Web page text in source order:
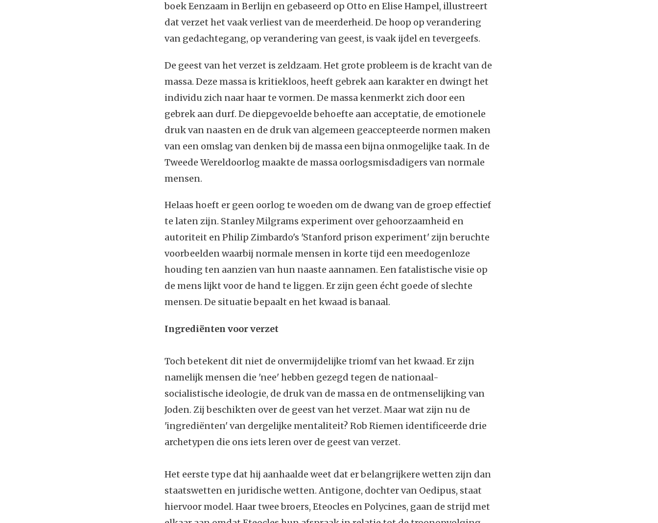
boek Eenzaam in Berlijn en gebaseerd op Otto en Elise Hampel, illustreert
dat verzet het vaak verliest van de meerderheid. De hoop op verandering
van gedachtegang, op verandering van geest, is vaak ijdel en tevergeefs.
De geest van het verzet is zeldzaam. Het grote probleem is de kracht van de
massa. Deze massa is kritiekloos, heeft gebrek aan karakter en dwingt het
individu zich naar haar te vormen. De massa kenmerkt zich door een
gebrek aan durf. De diepgevoelde behoefte aan acceptatie, de emotionele
druk van naasten en de druk van algemeen geaccepteerde normen maken
van een omslag van denken bij de massa een bijna onmogelijke taak. In de
Tweede Wereldoorlog maakte de massa oorlogsmisdadigers van normale
mensen.
Helaas hoeft er geen oorlog te woeden om de dwang van de groep effectief
te laten zijn. Stanley Milgrams experiment over gehoorzaamheid en
autoriteit en Philip Zimbardo's 'Stanford prison experiment' zijn beruchte
voorbeelden waarbij normale mensen in korte tijd een meedogenloze
houding ten aanzien van hun naaste aannamen. Een fatalistische visie op
de mens lijkt voor de hand te liggen. Er zijn geen écht goede of slechte
mensen. De situatie bepaalt en het kwaad is banaal.
Ingrediënten voor verzet
Toch betekent dit niet de onvermijdelijke triomf van het kwaad. Er zijn
namelijk mensen die 'nee' hebben gezegd tegen de nationaal-
socialistische ideologie, de druk van de massa en de ontmenselijking van
Joden. Zij beschikten over de geest van het verzet. Maar wat zijn nu de
'ingrediënten' van dergelijke mentaliteit? Rob Riemen identificeerde drie
archetypen die ons iets leren over de geest van verzet.
Het eerste type dat hij aanhaalde weet dat er belangrijkere wetten zijn dan
staatswetten en juridische wetten. Antigone, dochter van Oedipus, staat
hiervoor model. Haar twee broers, Eteocles en Polycines, gaan de strijd met